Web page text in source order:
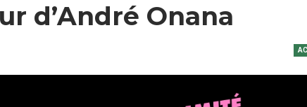
d’André Onana